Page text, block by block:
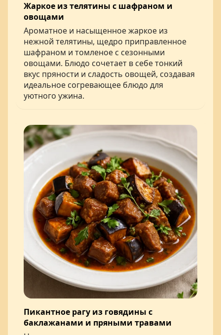
Жаркое из телятины с шафраном и
овощами
Ароматное и насыщенное жаркое из
нежной телятины, щедро приправленное
шафраном и томленое с сезонными
овощами. Блюдо сочетает в себе тонкий
вкус пряности и сладость овощей, создавая
идеальное согревающее блюдо для
уютного ужина.
Пикантное рагу из говядины с
баклажанами и пряными травами